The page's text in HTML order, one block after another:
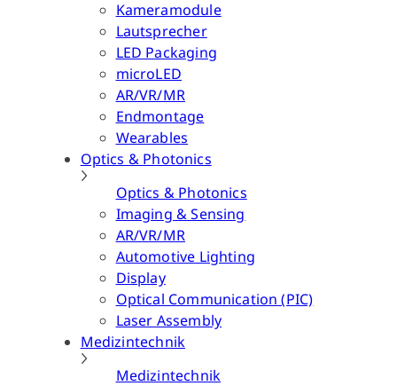
Kameramodule
Lautsprecher
LED Packaging
microLED
AR/VR/MR
Endmontage
Wearables
Optics & Photonics
Optics & Photonics
Imaging & Sensing
AR/VR/MR
Automotive Lighting
Display
Optical Communication (PIC)
Laser Assembly
Medizintechnik
Medizintechnik